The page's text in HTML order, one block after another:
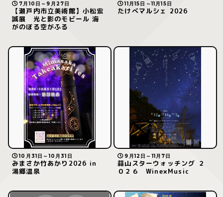
7月10日～9月27日
【瀬戸内市立美術館】小松宏
誠展 光と影のモビール 海
がのぼる空がふる
11月15日～11月15日
たけべマルシェ 2026
10月31日～10月31日
みまさか竹あかり2026 in
湯郷温泉
9月12日～11月7日
蒜山スターウォッチング ２
０２６ Wine×Music